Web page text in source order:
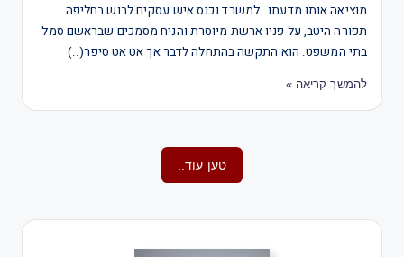
מוציאה אותו מדעתו למשרד נכנס איש עסקים לבוש בחליפה
תפורה היטב, על פניו ארשת מיוסרת והניח מסמכים שבראשם סמל
בתי המשפט. הוא התקשה בהתחלה לדבר אך אט אט סיפר(..)
להמשך קריאה »
טען עוד..